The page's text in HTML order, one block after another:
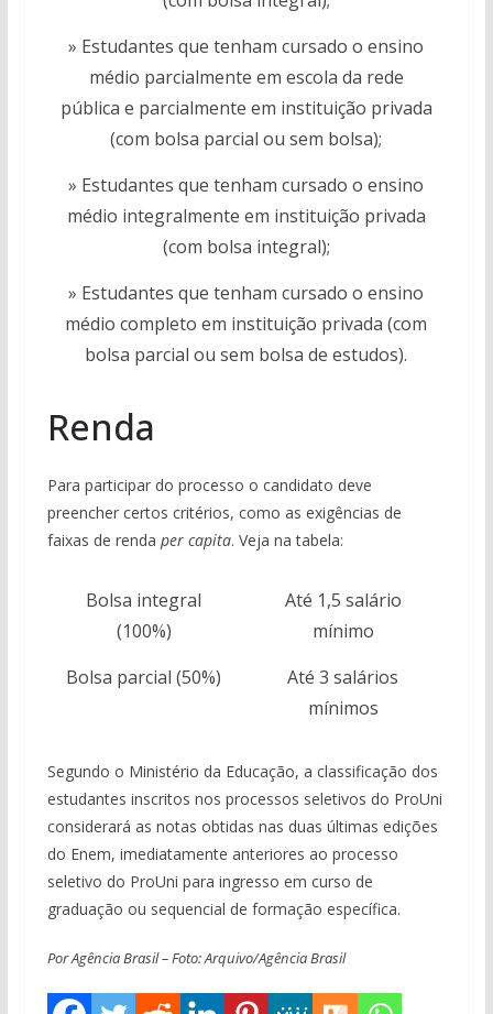
» Estudantes que tenham cursado o ensino
médio parcialmente em escola da rede
pública e parcialmente em instituição privada
(com bolsa parcial ou sem bolsa);
» Estudantes que tenham cursado o ensino
médio integralmente em instituição privada
(com bolsa integral);
» Estudantes que tenham cursado o ensino
médio completo em instituição privada (com
bolsa parcial ou sem bolsa de estudos).
Renda
Para participar do processo o candidato deve
preencher certos critérios, como as exigências de
faixas de renda per capita. Veja na tabela:
Bolsa integral
(100%)
Até 1,5 salário
mínimo
Bolsa parcial (50%)
Até 3 salários
mínimos
Segundo o Ministério da Educação, a classificação dos
estudantes inscritos nos processos seletivos do ProUni
considerará as notas obtidas nas duas últimas edições
do Enem, imediatamente anteriores ao processo
seletivo do ProUni para ingresso em curso de
graduação ou sequencial de formação específica.
Por Agência Brasil – Foto: Arquivo/Agência Brasil